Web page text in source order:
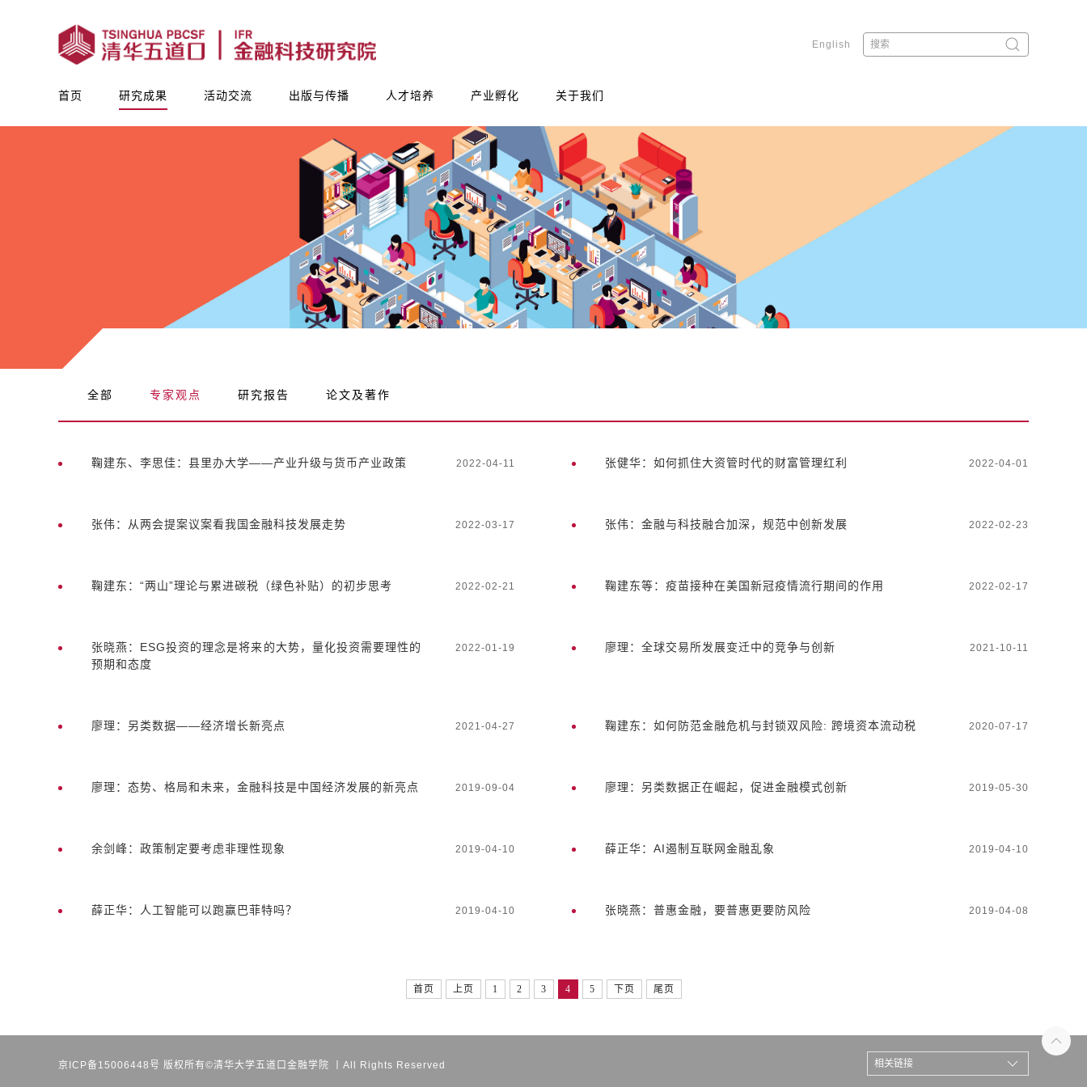
English
首页 研究成果 活动交流 出版与传播 人才培养 产业孵化 关于我们
全部 专家观点 研究报告 论文及著作
鞠建东、李思佳：县里办大学——产业升级与货币产业政策 2022-04-11 张健华：如何抓住大资管时代的财富管理红利 2022-04-01
张伟：从两会提案议案看我国金融科技发展走势 2022-03-17 张伟：金融与科技融合加深，规范中创新发展 2022-02-23
鞠建东：“两山”理论与累进碳税（绿色补贴）的初步思考 2022-02-21 鞠建东等：疫苗接种在美国新冠疫情流行期间的作用 2022-02-17
张晓燕：ESG投资的理念是将来的大势，量化投资需要理性的
预期和态度
2022-01-19 廖理：全球交易所发展变迁中的竞争与创新 2021-10-11
廖理：另类数据——经济增长新亮点 2021-04-27 鞠建东：如何防范金融危机与封锁双风险: 跨境资本流动税 2020-07-17
廖理：态势、格局和未来，金融科技是中国经济发展的新亮点 2019-09-04 廖理：另类数据正在崛起，促进金融模式创新 2019-05-30
余剑峰：政策制定要考虑非理性现象 2019-04-10 薛正华：AI遏制互联网金融乱象 2019-04-10
薛正华：人工智能可以跑赢巴菲特吗？ 2019-04-10 张晓燕：普惠金融，要普惠更要防风险 2019-04-08
首页 上页 1 2 3 4 5 下页 尾页
京ICP备15006448号 版权所有©清华大学五道口金融学院 丨All Rights Reserved 相关链接